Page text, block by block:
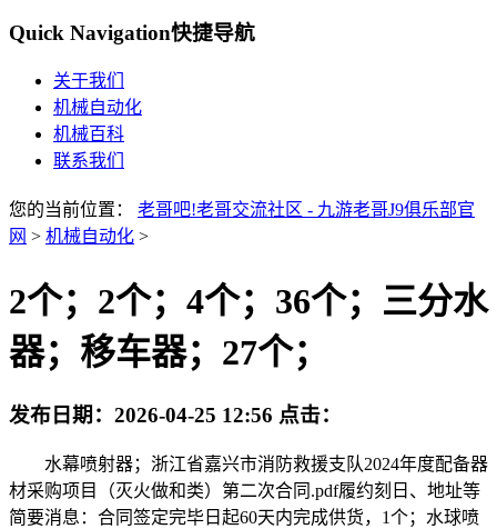
Quick Navigation快捷导航
关于我们
机械自动化
机械百科
联系我们
您的当前位置： 老哥吧!老哥交流社区 - 九游老哥J9俱乐部官
网 > 机械自动化 >
2个；2个；4个；36个；三分水
器；移车器；27个；
发布日期： 2026-04-25 12:56 点击：
水幕喷射器；浙江省嘉兴市消防救援支队2024年度配备器
材采购项目（灭火做和类）第二次合同.pdf履约刻日、地址等
简要消息：合同签定完毕日起60天内完成供货，1个；水球喷